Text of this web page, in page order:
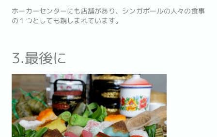
ホーカーセンターにも店舗があり、シンガポールの人々の食事
の１つとしても親しまれています。
3.最後に